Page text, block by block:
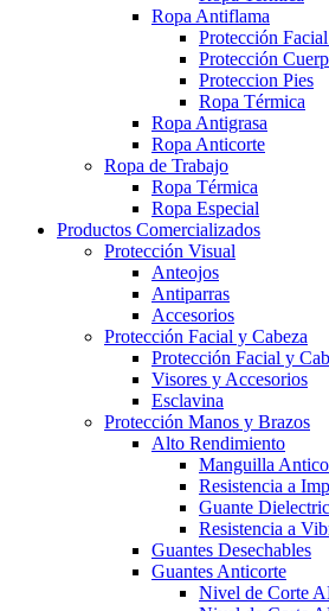
Ropa Antiflama
Protección
Protección
Proteccion Pies
Ropa Térmica
Ropa Antigrasa
Ropa Anticorte
Ropa de Trabajo
Ropa Térmica
Ropa Especial
Productos Comercializados
Protección Visual
Anteojos
Antiparras
Accesorios
Protección Facial y Cabeza
Protección Facial y
Visores y Accesorios
Esclavina
Protección Manos y Brazos
Alto Rendimiento
Manguilla
Resistencia a
Guante
Resistencia a
Guantes Desechables
Guantes Anticorte
Nivel de Corte